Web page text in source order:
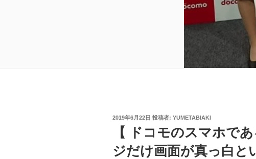
投
2019年6月22日 投稿者: YUMETABIAKI
【 ドコモのスマホで
ジだけ画面が真っ白と